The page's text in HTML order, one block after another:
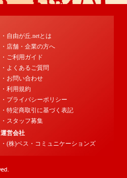
・自由が丘.netとは
・店舗・企業の方へ
・ご利用ガイド
・よくあるご質問
・お問い合わせ
・利用規約
・プライバシーポリシー
・特定商取引に基づく表記
・スタッフ募集
運営会社
・(株)ベス・コミュニケーションズ